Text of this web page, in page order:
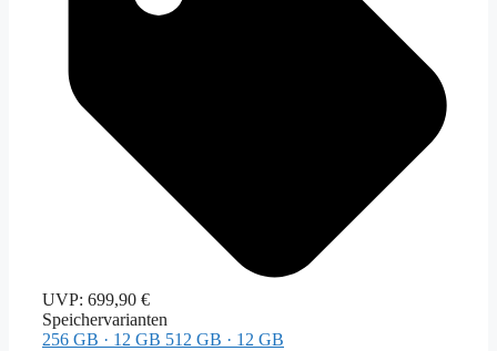
UVP: 699,90 €
Speichervarianten
256 GB · 12 GB 512 GB · 12 GB